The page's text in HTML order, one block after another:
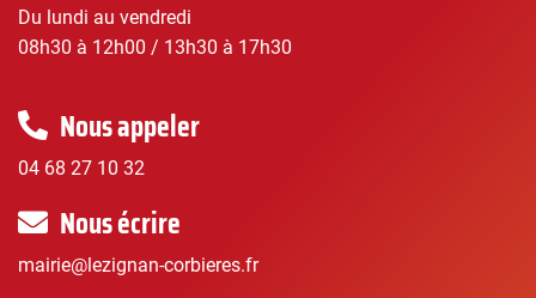
Du lundi au vendredi
08h30 à 12h00 / 13h30 à 17h30
Nous appeler
04 68 27 10 32
Nous écrire
mairie@lezignan-corbieres.fr